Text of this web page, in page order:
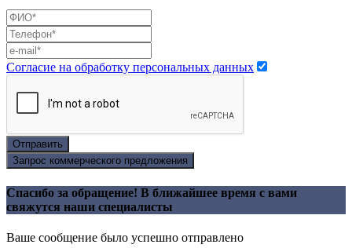
Согласие на обработку персональных данных
Отправить
Запрос коммерческого предложения
Спасибо за обращение! В ближайшее время с вами
свяжутся наши специалисты
Ваше сообщение было успешно отправлено